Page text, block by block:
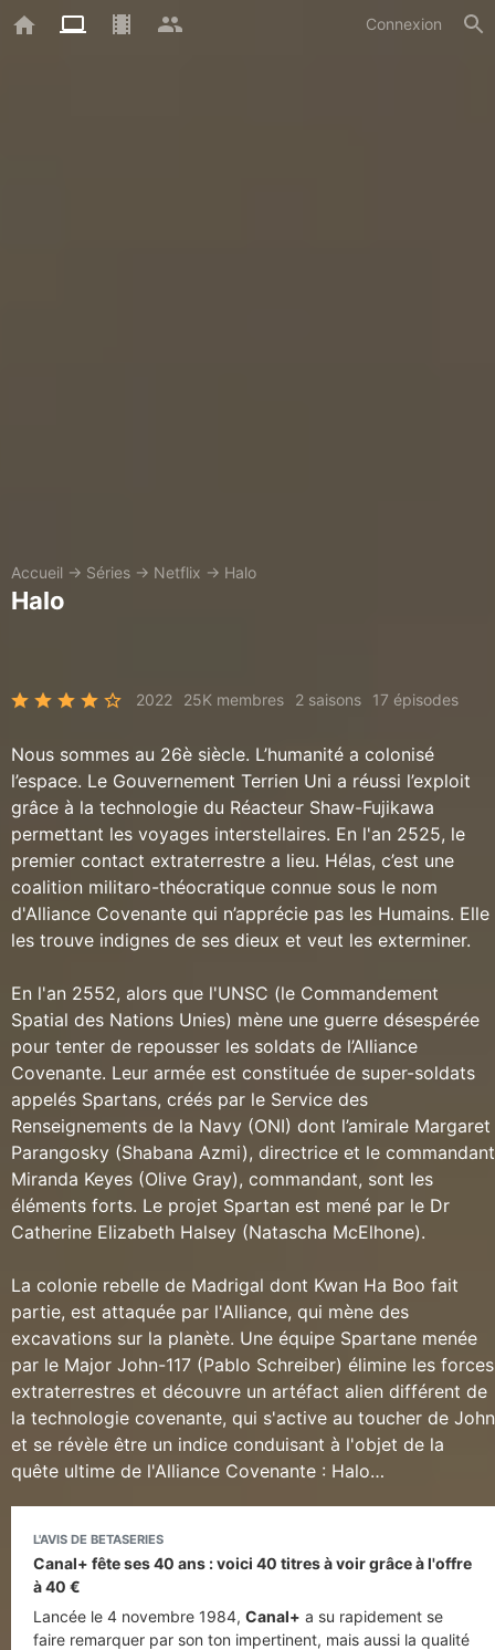
Connexion
Accueil → Séries → Netflix → Halo
Halo
2022 25K membres 2 saisons 17 épisodes
Nous sommes au 26è siècle. L’humanité a colonisé
l’espace. Le Gouvernement Terrien Uni a réussi l’exploit
grâce à la technologie du Réacteur Shaw-Fujikawa
permettant les voyages interstellaires. En l'an 2525, le
premier contact extraterrestre a lieu. Hélas, c’est une
coalition militaro-théocratique connue sous le nom
d'Alliance Covenante qui n’apprécie pas les Humains. Elle
les trouve indignes de ses dieux et veut les exterminer.
En l'an 2552, alors que l'UNSC (le Commandement
Spatial des Nations Unies) mène une guerre désespérée
pour tenter de repousser les soldats de l’Alliance
Covenante. Leur armée est constituée de super-soldats
appelés Spartans, créés par le Service des
Renseignements de la Navy (ONI) dont l’amirale Margaret
Parangosky (Shabana Azmi), directrice et le commandant
Miranda Keyes (Olive Gray), commandant, sont les
éléments forts. Le projet Spartan est mené par le Dr
Catherine Elizabeth Halsey (Natascha McElhone).
La colonie rebelle de Madrigal dont Kwan Ha Boo fait
partie, est attaquée par l'Alliance, qui mène des
excavations sur la planète. Une équipe Spartane menée
par le Major John-117 (Pablo Schreiber) élimine les forces
extraterrestres et découvre un artéfact alien différent de
la technologie covenante, qui s'active au toucher de John
et se révèle être un indice conduisant à l'objet de la
quête ultime de l'Alliance Covenante : Halo…
L'AVIS DE BETASERIES
Canal+ fête ses 40 ans : voici 40 titres à voir grâce à l'offre
à 40 €
Lancée le 4 novembre 1984, Canal+ a su rapidement se
faire remarquer par son ton impertinent, mais aussi la qualité